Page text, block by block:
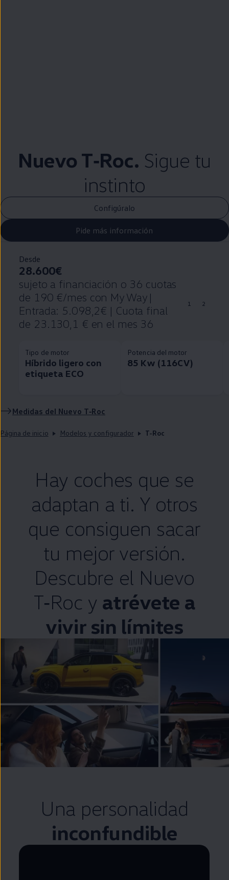
Nuevo T‑Roc. Sigue tu
instinto
Configúralo
Pide más información
Desde
28.600€
sujeto a financiación o 36 cuotas
de 190 €/mes con My Way |
Entrada: 5.098,2€ | Cuota final
de 23.130,1 € en el mes 36
1 2
Tipo de motor
Híbrido ligero con
etiqueta ECO
Potencia del motor
85 Kw (116CV)
Medidas del Nuevo T‑Roc
Página de inicio Modelos y configurador T-Roc
Hay coches que se
adaptan a ti. Y otros
que consiguen sacar
tu mejor versión.
Descubre el Nuevo
T‑Roc y atrévete a
vivir sin límites
Una personalidad
inconfundible